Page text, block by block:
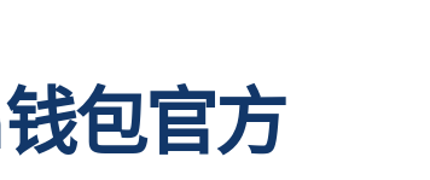
包官方